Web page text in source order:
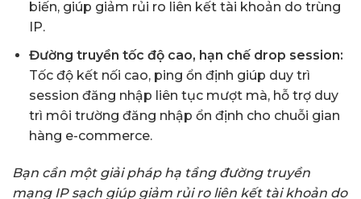
biến, giúp giảm rủi ro liên kết tài khoản do trùng
IP.
Đường truyền tốc độ cao, hạn chế drop session:
Tốc độ kết nối cao, ping ổn định giúp duy trì
session đăng nhập liên tục mượt mà, hỗ trợ duy
trì môi trường đăng nhập ổn định cho chuỗi gian
hàng e-commerce.
Bạn cần một giải pháp hạ tầng đường truyền
mạng IP sạch giúp giảm rủi ro liên kết tài khoản do